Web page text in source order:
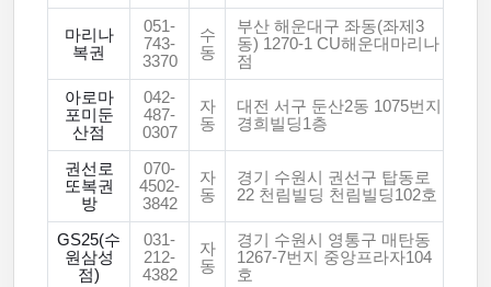
마리나
복권
051-
743-
3370
수
동
부산 해운대구 좌동(좌제3
동) 1270-1 CU해운대마리나
점
아로마
포미둔
산점
042-
487-
0307
자
동
대전 서구 둔산2동 1075번지
경희빌딩1층
권선로
또복권
방
070-
4502-
3842
자
동
경기 수원시 권선구 탑동로
22 천림빌딩 천림빌딩102호
GS25(수
원삼성
점)
031-
212-
4382
자
동
경기 수원시 영통구 매탄동
1267-7번지 중앙프라자104
호